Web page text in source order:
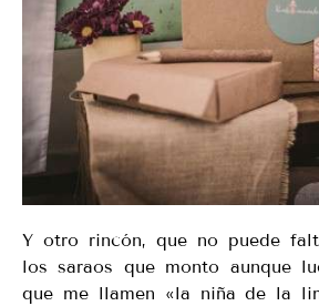
Y otro rincón, que no puede
los saraos que monto aunque
que me llamen «la niña de la